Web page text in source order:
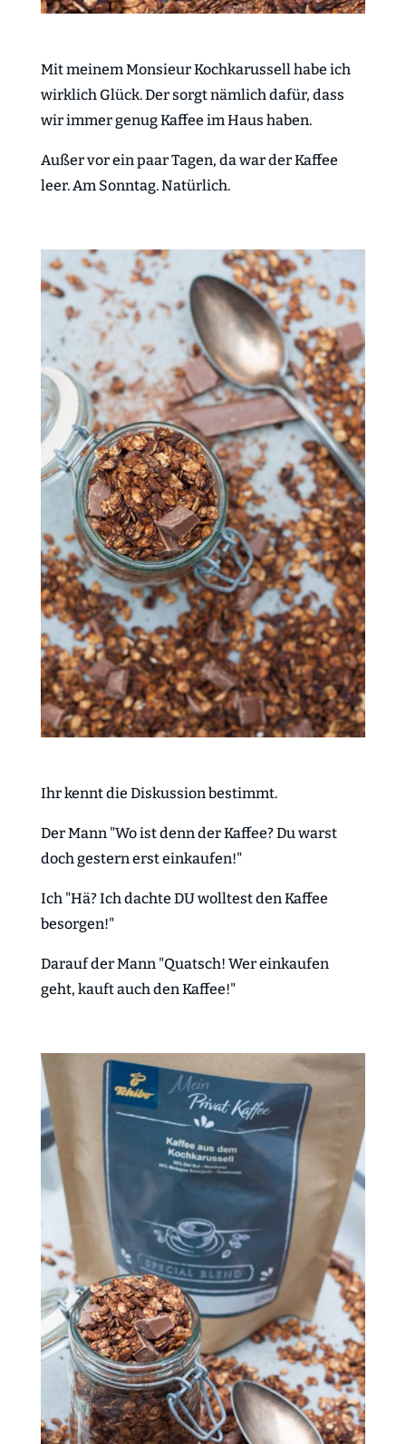
Mit meinem Monsieur Kochkarussell habe ich
wirklich Glück. Der sorgt nämlich dafür, dass
wir immer genug Kaffee im Haus haben.
Außer vor ein paar Tagen, da war der Kaffee
leer. Am Sonntag. Natürlich.
Ihr kennt die Diskussion bestimmt.
Der Mann "Wo ist denn der Kaffee? Du warst
doch gestern erst einkaufen!"
Ich "Hä? Ich dachte DU wolltest den Kaffee
besorgen!"
Darauf der Mann "Quatsch! Wer einkaufen
geht, kauft auch den Kaffee!"